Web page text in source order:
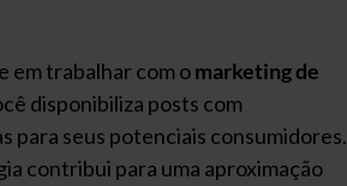
em trabalhar com omarketing de
disponibiliza posts com
para seus potenciais consumidores.
contribui para uma aproximação